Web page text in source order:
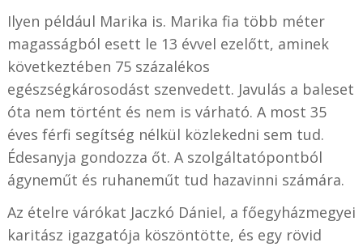
Ilyen például Marika is. Marika fia több méter
magasságból esett le 13 évvel ezelőtt, aminek
következtében 75 százalékos
egészségkárosodást szenvedett. Javulás a baleset
óta nem történt és nem is várható. A most 35
éves férfi segítség nélkül közlekedni sem tud.
Édesanyja gondozza őt. A szolgáltatópontból
ágyneműt és ruhaneműt tud hazavinni számára.
Az ételre várókat Jaczkó Dániel, a főegyházmegyei
karitász igazgatója köszöntötte, és egy rövid